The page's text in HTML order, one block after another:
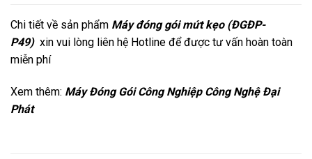
Chi tiết về sản phẩm Máy đóng gói mứt kẹo (ĐGĐP-
P49) xin vui lòng liên hệ Hotline để được tư vấn hoàn toàn
miễn phí
Xem thêm: Máy Đóng Gói Công Nghiệp Công Nghệ Đại
Phát